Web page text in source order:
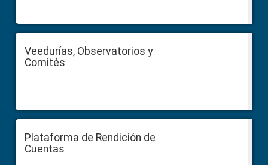
Veedurías, Observatorios y
Comités
Plataforma de Rendición de
Cuentas